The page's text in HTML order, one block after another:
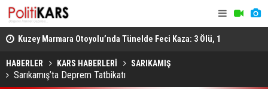
Kuzey Marmara Otoyolu’nda Tünelde Feci Kaza: 3 Ölü, 1
Ağır Yaralı
HABERLER KARS HABERLERİ SARIKAMIŞ
Sarıkamış’ta Deprem Tatbikatı